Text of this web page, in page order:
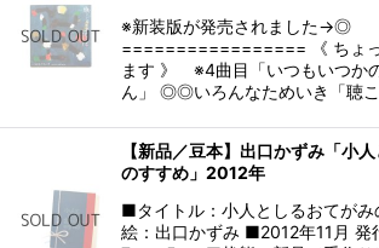
※新装版が発売されました→◎
================= 《 ちょ
ます 》 ※4曲目「いつもいつか
ん」 ◎◎いろんなためいき「聴
【新品／豆本】出口かずみ「小
のすすめ」2012年
■タイトル：小人としるおてがみ
絵：出口かずみ ■2012年11月